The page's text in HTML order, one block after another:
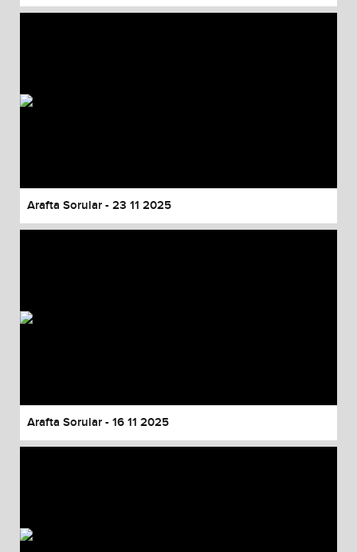
Arafta Sorular - 23 11 2025
Arafta Sorular - 16 11 2025